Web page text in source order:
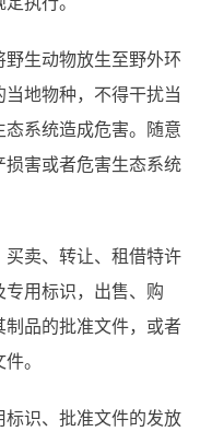
生动物放生至野外环
地物种，不得干扰当
系统造成危害。随意
害或者危害生态系统
卖、转让、租借特许
用标识，出售、购
品的批准文件，或者
。
识、批准文件的发放